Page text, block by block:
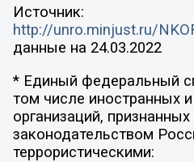
Источник:
http://unro.minjust.ru/
данные на 24.03.2022
* Единый федеральный
том числе иностранных
организаций,
законодательством
террористическими: